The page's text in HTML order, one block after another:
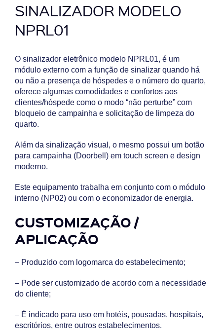
SINALIZADOR MODELO
NPRL01
O sinalizador eletrônico modelo NPRL01, é um
módulo externo com a função de sinalizar quando há
ou não a presença de hóspedes e o número do quarto,
oferece algumas comodidades e confortos aos
clientes/hóspede como o modo “não perturbe” com
bloqueio de campainha e solicitação de limpeza do
quarto.
Além da sinalização visual, o mesmo possui um botão
para campainha (Doorbell) em touch screen e design
moderno.
Este equipamento trabalha em conjunto com o módulo
interno (NP02) ou com o economizador de energia.
CUSTOMIZAÇÃO /
APLICAÇÃO
– Produzido com logomarca do estabelecimento;
– Pode ser customizado de acordo com a necessidade
do cliente;
– É indicado para uso em hotéis, pousadas, hospitais,
escritórios, entre outros estabelecimentos.